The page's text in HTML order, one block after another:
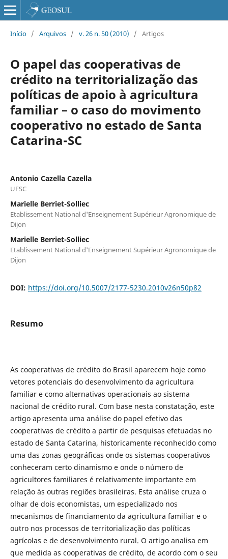
Início / Arquivos / v. 26 n. 50 (2010) / Artigos
O papel das cooperativas de
crédito na territorialização das
políticas de apoio à agricultura
familiar – o caso do movimento
cooperativo no estado de Santa
Catarina-SC
Antonio Cazella Cazella
UFSC
Marielle Berriet-Solliec
Etablissement National d'Enseignement Supérieur Agronomique de
Dijon
Marielle Berriet-Solliec
Etablissement National d'Enseignement Supérieur Agronomique de
Dijon
DOI: https://doi.org/10.5007/2177-5230.2010v26n50p82
Resumo
As cooperativas de crédito do Brasil aparecem hoje como
vetores potenciais do desenvolvimento da agricultura
familiar e como alternativas operacionais ao sistema
nacional de crédito rural. Com base nesta constatação, este
artigo apresenta uma análise do papel efetivo das
cooperativas de crédito a partir de pesquisas efetuadas no
estado de Santa Catarina, historicamente reconhecido como
uma das zonas geográficas onde os sistemas cooperativos
conheceram certo dinamismo e onde o número de
agricultores familiares é relativamente importante em
relação às outras regiões brasileiras. Esta análise cruza o
olhar de dois economistas, um especializado nos
mecanismos de financiamento da agricultura familiar e o
outro nos processos de territorialização das políticas
agrícolas e de desenvolvimento rural. O artigo analisa em
que medida as cooperativas de crédito, de acordo com o seu